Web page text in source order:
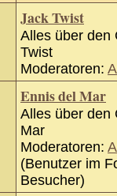
Jack Twist
Alles über den
Twist
Moderatoren:
Ennis del Mar
Alles über den
Mar
Moderatoren:
(Benutzer im
Besucher)